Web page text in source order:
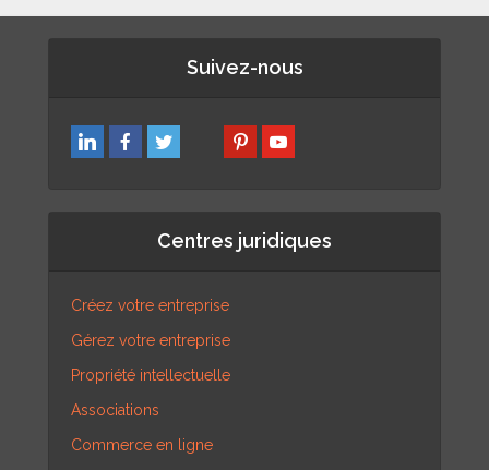
Suivez-nous
Centres juridiques
Créez votre entreprise
Gérez votre entreprise
Propriété intellectuelle
Associations
Commerce en ligne